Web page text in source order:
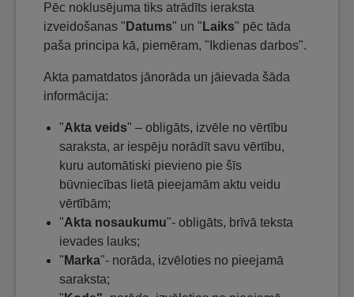
Pēc noklusējuma tiks atrādīts ieraksta
izveidošanas " Datums" un " Laiks" pēc tāda
paša principa kā, piemēram, "Ikdienas darbos".
Akta pamatdatos jānorāda un jāievada šāda
informācija:
"Akta veids" – obligāts, izvēle no vērtību
saraksta, ar iespēju norādīt savu vērtību,
kuru automātiski pievieno pie šīs
būvniecības lietā pieejamām aktu veidu
vērtībām;
"Akta nosaukumu"- obligāts, brīvā teksta
ievades lauks;
" Marka"- norāda, izvēloties no pieejamā
saraksta;